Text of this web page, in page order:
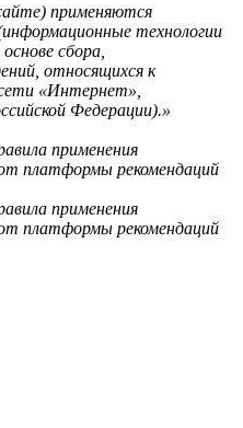
применяются
технологии
сбора,
относящихся к
«Интернет»,
Федерации).»
применения
платформы рекомендаций
применения
платформы рекомендаций